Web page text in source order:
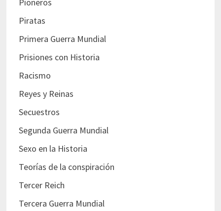
Piratas
Primera Guerra Mundial
Prisiones con Historia
Racismo
Reyes y Reinas
Secuestros
Segunda Guerra Mundial
Sexo en la Historia
Teorías de la conspiración
Tercer Reich
Tercera Guerra Mundial